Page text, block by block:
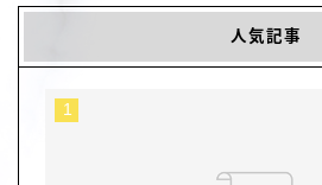
人気記事